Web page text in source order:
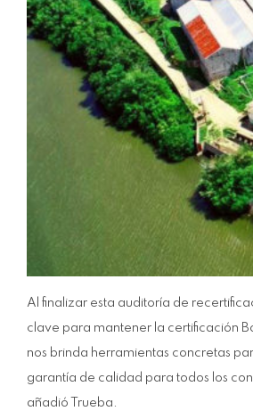
Al finalizar esta auditoría de
clave para mantener la certificación
nos brinda herramientas concretas
garantía de calidad para todos los
añadió Trueba.